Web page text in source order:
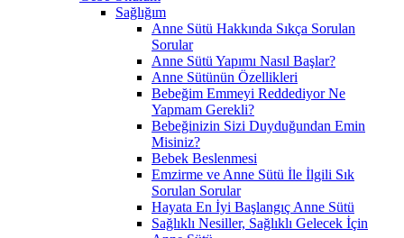
Sağlığım
Anne Sütü Hakkında Sıkça Sorulan
Sorular
Anne Sütü Yapımı Nasıl Başlar?
Anne Sütünün Özellikleri
Bebeğim Emmeyi Reddediyor Ne
Yapmam Gerekli?
Bebeğinizin Sizi Duyduğundan Emin
Misiniz?
Bebek Beslenmesi
Emzirme ve Anne Sütü İle İlgili Sık
Sorulan Sorular
Hayata En İyi Başlangıç Anne Sütü
Sağlıklı Nesiller, Sağlıklı Gelecek İçin